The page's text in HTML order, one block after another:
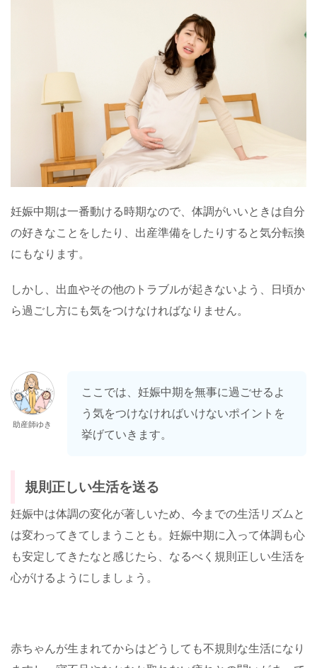
妊娠中期は一番動ける時期なので、体調がいいときは自分
の好きなことをしたり、出産準備をしたりすると気分転換
にもなります。
しかし、出血やその他のトラブルが起きないよう、日頃か
ら過ごし方にも気をつけなければなりません。
助産師ゆき
ここでは、妊娠中期を無事に過ごせるよ
う気をつけなければいけないポイントを
挙げていきます。
規則正しい生活を送る
妊娠中は体調の変化が著しいため、今までの生活リズムと
は変わってきてしまうことも。妊娠中期に入って体調も心
も安定してきたなと感じたら、なるべく規則正しい生活を
心がけるようにしましょう。
赤ちゃんが生まれてからはどうしても不規則な生活になり